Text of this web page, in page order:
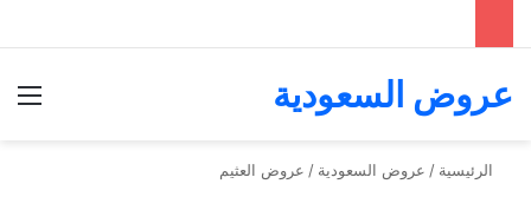
عروض السعودية
الرئيسية / عروض السعودية / عروض العثيم